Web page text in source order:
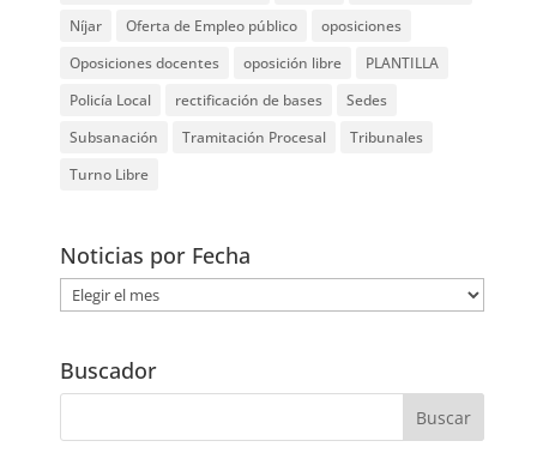
Níjar
Oferta de Empleo público
oposiciones
Oposiciones docentes
oposición libre
PLANTILLA
Policía Local
rectificación de bases
Sedes
Subsanación
Tramitación Procesal
Tribunales
Turno Libre
Noticias por Fecha
Noticias
por
Buscador